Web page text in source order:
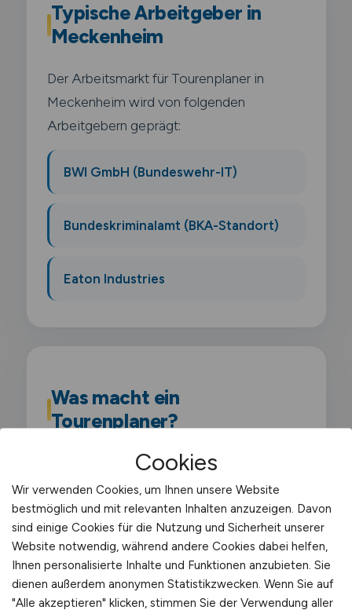
Typische Arbeitgeber in
Meckenheim
Der Arbeitsmarkt für Tourenplaner in
Meckenheim wird von folgenden
Arbeitgebern geprägt:
BWI GmbH (Bundeswehr-IT)
Bundeskriminalamt (BKA-Standort)
Eaton Industries
Was macht ein
Tourenplaner?
Als Tourenplaner planst du Touren für
Fahrzeuge und Fahrer im täglichen
Transportgeschäft. Du berücksichtigst
Lenkzeiten. Kundenwünsche und Effizienz.
um optimale Tourenabläufe zu
gewährleisten.
Cookies
Wir verwenden Cookies, um Ihnen unsere Website
bestmöglich und mit relevanten Inhalten anzuzeigen. Davon
sind einige Cookies für die Nutzung und Sicherheit unserer
Website notwendig, während andere Cookies dabei helfen,
Ihnen personalisierte Inhalte und Funktionen anzubieten. Sie
dienen außerdem anonymen Statistikzwecken. Wenn Sie auf
"Alle akzeptieren" klicken, stimmen Sie der Verwendung aller